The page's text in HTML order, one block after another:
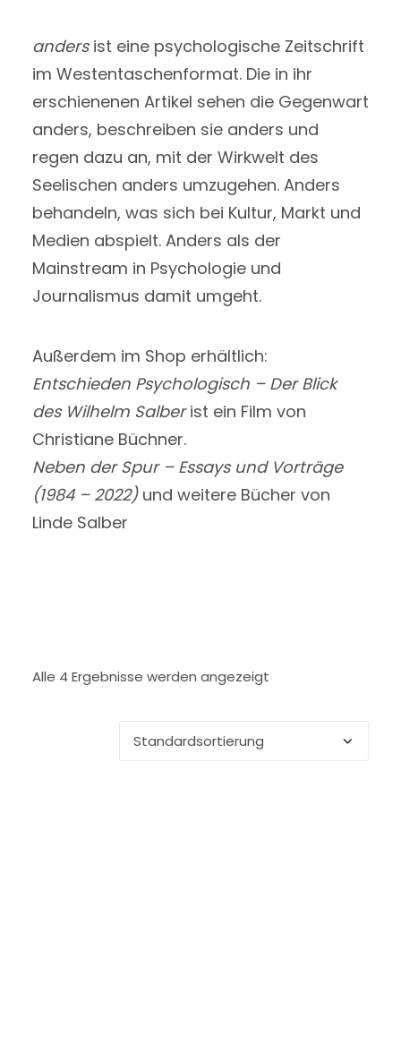
andersist eine psychologische Zeitschrift
im Westentaschenformat. Die in ihr
erschienenen Artikel sehen die Gegenwart
anders, beschreiben sie anders und
regen dazu an, mit der Wirkwelt des
Seelischen anders umzugehen. Anders
behandeln, was sich bei Kultur, Markt und
Medien abspielt. Anders als der
Mainstream in Psychologie und
Journalismus damit umgeht.
Außerdem im Shop erhältlich:
Entschieden Psychologisch – Der Blick
des Wilhelm Salberist ein Film von
Christiane Büchner.
Neben der Spur – Essays und Vorträge
(1984 – 2022)und weitere Bücher von
Linde Salber
Alle 4 Ergebnisse werden angezeigt